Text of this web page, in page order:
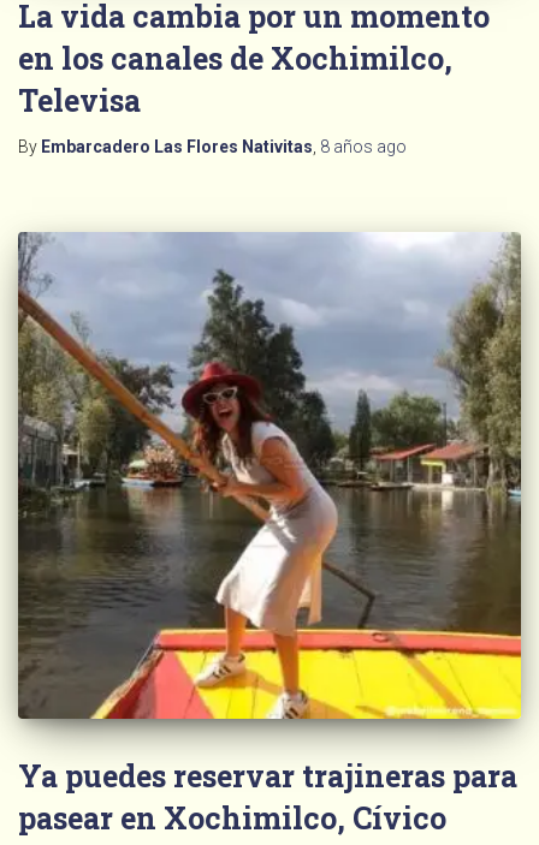
La vida cambia por un momento
en los canales de Xochimilco,
Televisa
By Embarcadero Las Flores Nativitas 8 años ago
Ya puedes reservar trajineras para
pasear en Xochimilco, Cívico